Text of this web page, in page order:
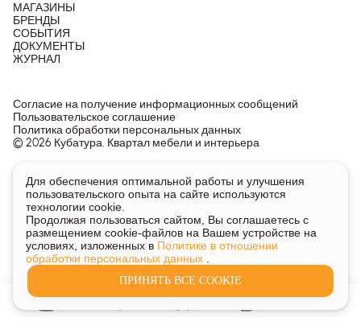
МАГАЗИНЫ
БРЕНДЫ
СОБЫТИЯ
ДОКУМЕНТЫ
ЖУРНАЛ
© 2026 Кубатура. Квартал мебели и интерьера
Согласие на получение информационных сообщений
Пользовательское соглашение
Политика обработки персональных данных
Информация о товарах и ценах на сайте не является
публичной офертой, носит исключительно информационный
характер.
Для получения подробной информации о наличии и стоимости
указанных товаров и услуг напишите или позвоните нам.
Для обеспечения оптимальной работы и улучшения
пользовательского опыта на сайте используются
технологии cookie.
Продолжая пользоваться сайтом, Вы соглашаетесь с
размещением cookie-файлов на Вашем устройстве на
условиях, изложенных в Политике в отношении
обработки персональных данных
ПРИНЯТЬ ВСЕ COOKIE